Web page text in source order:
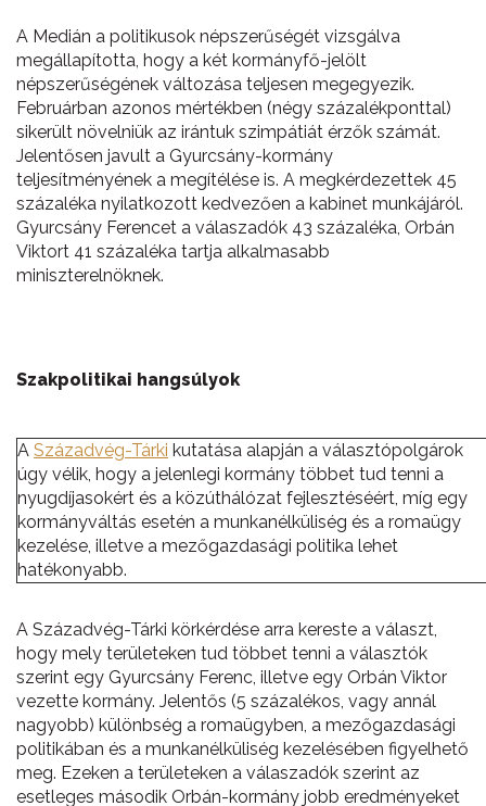
A Medián a politikusok népszerűségét vizsgálva
megállapította, hogy a két kormányfő-jelölt
népszerűségének változása teljesen megegyezik.
Februárban azonos mértékben (négy százalékponttal)
sikerült növelniük az irántuk szimpátiát érzők számát.
Jelentősen javult a Gyurcsány-kormány
teljesítményének a megítélése is. A megkérdezettek 45
százaléka nyilatkozott kedvezően a kabinet munkájáról.
Gyurcsány Ferencet a válaszadók 43 százaléka, Orbán
Viktort 41 százaléka tartja alkalmasabb
miniszterelnöknek.
Szakpolitikai hangsúlyok
A Századvég-Tárki kutatása alapján a választópolgárok
úgy vélik, hogy a jelenlegi kormány többet tud tenni a
nyugdíjasokért és a közúthálózat fejlesztéséért, míg egy
kormányváltás esetén a munkanélküliség és a romaügy
kezelése, illetve a mezőgazdasági politika lehet
hatékonyabb.
A Századvég-Tárki körkérdése arra kereste a választ,
hogy mely területeken tud többet tenni a választók
szerint egy Gyurcsány Ferenc, illetve egy Orbán Viktor
vezette kormány. Jelentős (5 százalékos, vagy annál
nagyobb) különbség a romaügyben, a mezőgazdasági
politikában és a munkanélküliség kezelésében figyelhető
meg. Ezeken a területeken a válaszadók szerint az
esetleges második Orbán-kormány jobb eredményeket